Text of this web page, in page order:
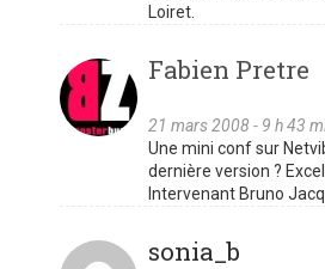
Loiret.
Fabien Pretre
21 mars 2008 - 9 h 43
Une mini conf sur
dernière version ?
Intervenant Bruno
sonia_b